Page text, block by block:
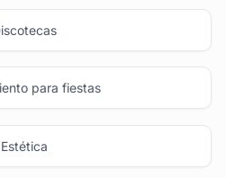
para fiestas
Estética